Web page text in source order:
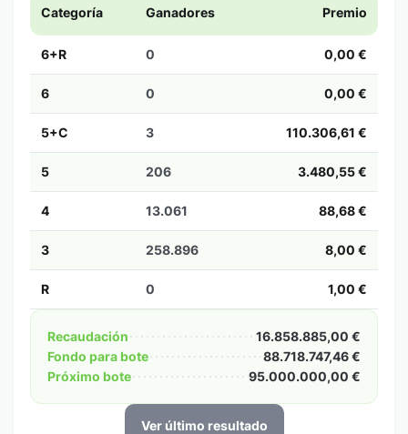
Categoría Ganadores Premio
6+R 0 0,00 €
6 0 0,00 €
5+C 3 110.306,61 €
5 206 3.480,55 €
4 13.061 88,68 €
3 258.896 8,00 €
R 0 1,00 €
Recaudación
16.858.885,00 €
Fondo para bote
88.718.747,46 €
Próximo bote
95.000.000,00 €
Ver último resultado